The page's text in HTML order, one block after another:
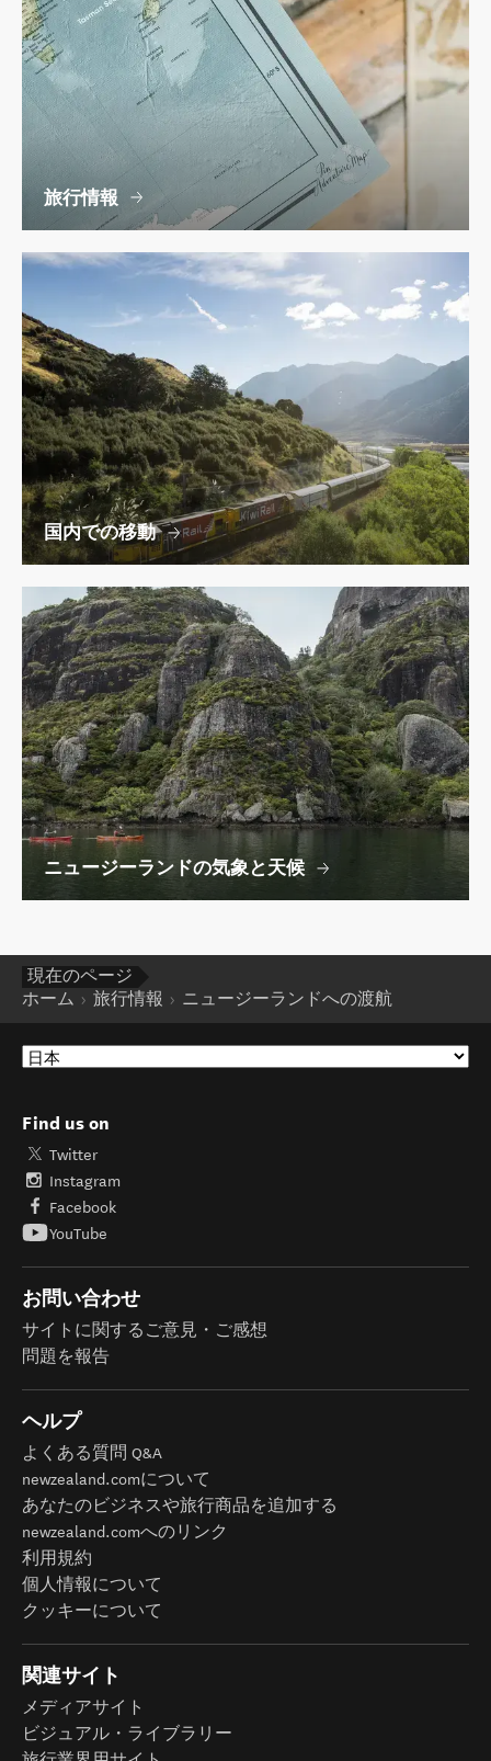
旅行情報
国内での移動
ニュージーランドの気象と天候
現在のページ
ホーム
旅行情報 ニュージーランドへの渡航
Find us on
Twitter
Instagram
Facebook
YouTube
お問い合わせ
サイトに関するご意見・ご感想
問題を報告
ヘルプ
よくある質問 Q&A
newzealand.comについて
あなたのビジネスや旅行商品を追加する
newzealand.comへのリンク
利用規約
個人情報について
クッキーについて
関連サイト
メディアサイト
ビジュアル・ライブラリー